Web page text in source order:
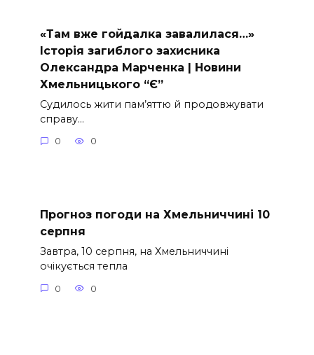
«Там вже гойдалка завалилася…»
Історія загиблого захисника
Олександра Марченка | Новини
Хмельницького “Є”
Судилось жити пам’яттю й продовжувати
справу…
0 0
Прогноз погоди на Хмельниччині 10
серпня
Завтра, 10 серпня, на Хмельниччині
очікується тепла
0 0